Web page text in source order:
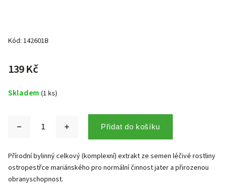
Kód: 142601B
139 Kč
Skladem (1 ks)
Přidat do košíku
Přírodní bylinný celkový (komplexní) extrakt ze semen léčivé rostliny
ostropestřce mariánského pro normální činnost jater a přirozenou
obranyschopnost.